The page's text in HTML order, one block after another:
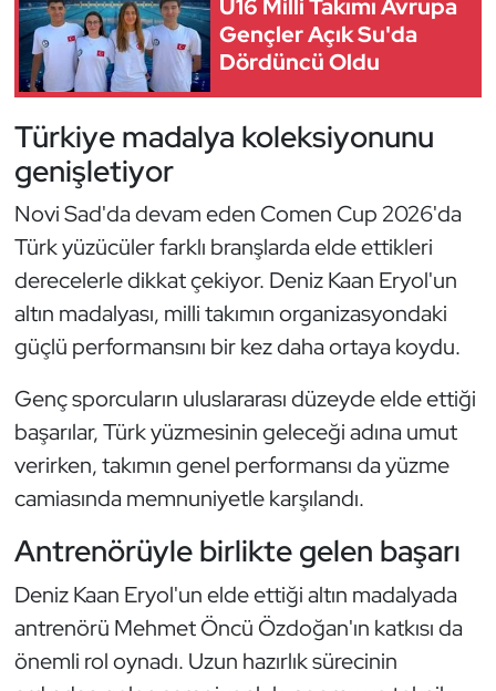
U16 Milli Takımı Avrupa
Gençler Açık Su'da
Dördüncü Oldu
Türkiye madalya koleksiyonunu
genişletiyor
Novi Sad'da devam eden Comen Cup 2026'da
Türk yüzücüler farklı branşlarda elde ettikleri
derecelerle dikkat çekiyor. Deniz Kaan Eryol'un
altın madalyası, milli takımın organizasyondaki
güçlü performansını bir kez daha ortaya koydu.
Genç sporcuların uluslararası düzeyde elde ettiği
başarılar, Türk yüzmesinin geleceği adına umut
verirken, takımın genel performansı da yüzme
camiasında memnuniyetle karşılandı.
Antrenörüyle birlikte gelen başarı
Deniz Kaan Eryol'un elde ettiği altın madalyada
antrenörü Mehmet Öncü Özdoğan'ın katkısı da
önemli rol oynadı. Uzun hazırlık sürecinin
Kick Boks
Masa Tenisi
Modern Pentatlon
Motor Sporları
Muay Thai
Okçuluk
Optimist
Oryantiring
Özel Sporcular
Paralimpik
Ragbi